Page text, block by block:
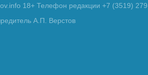
18+ Телефон редакции +7 (3519)
А.П. Верстов